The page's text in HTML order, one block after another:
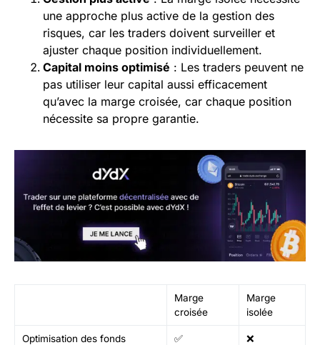
une approche plus active de la gestion des
risques, car les traders doivent surveiller et
ajuster chaque position individuellement.
Capital moins optimisé : Les traders peuvent ne
pas utiliser leur capital aussi efficacement
qu’avec la marge croisée, car chaque position
nécessite sa propre garantie.
Marge
croisée
Marge
isolée
Optimisation des fonds ✅ ❌